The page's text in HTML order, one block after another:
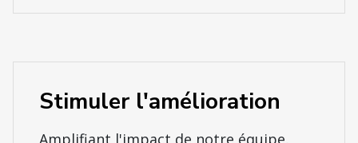
Stimuler l'amélioration
Amplifiant l'impact de notre équipe,